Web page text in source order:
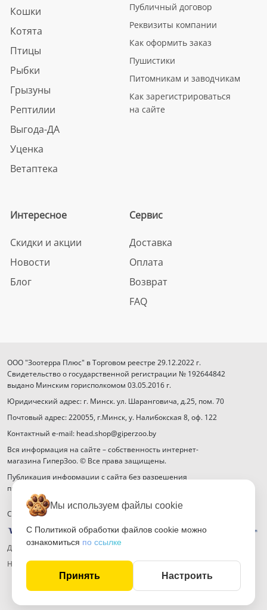
Кошки
Котята
Птицы
Рыбки
Грызуны
Рептилии
Выгода-ДА
Уценка
Ветаптека
Публичный договор
Реквизиты компании
Как оформить заказ
Пушистики
Питомникам и заводчикам
Как зарегистрироваться
на сайте
Интересное
Скидки и акции
Новости
Блог
Сервис
Доставка
Оплата
Возврат
FAQ
ООО "Зоотерра Плюс" в Торговом реестре 29.12.2022 г.
Свидетельство о государственной регистрации № 192644842
выдано Минским горисполкомом 03.05.2016 г.
Юридический адрес: г. Минск. ул. Шаранговича, д.25, пом. 70
Почтовый адрес: 220055, г.Минск, у. Налибокская 8, оф. 122
Контактный e-mail: head.shop@giperzoo.by
Вся информация на сайте – собственность интернет-
магазина ГиперЗоо. © Все права защищены.
Публикация информации с сайта без разрешения
правообладателя запрещена.
Способы оплаты
Договор публичной оферты
Настройка файлов cookie
Мы используем файлы cookie
С Политикой обработки файлов cookie можно
ознакомиться по ссылке
Принять Настроить